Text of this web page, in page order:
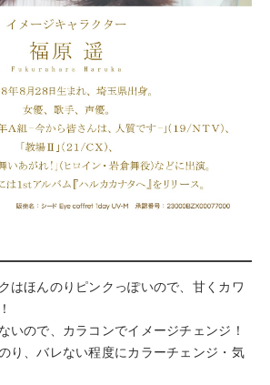
はほんのりピンクっぽいので、甘くカワ
いので、カラコンでイメージチェンジ！
り、バレない程度にカラーチェンジ・気